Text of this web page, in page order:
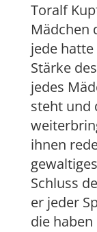
Toralf
Mädchen
jede
Stärke
jedes
steht und
ihnen
Schluss
er jeder
die